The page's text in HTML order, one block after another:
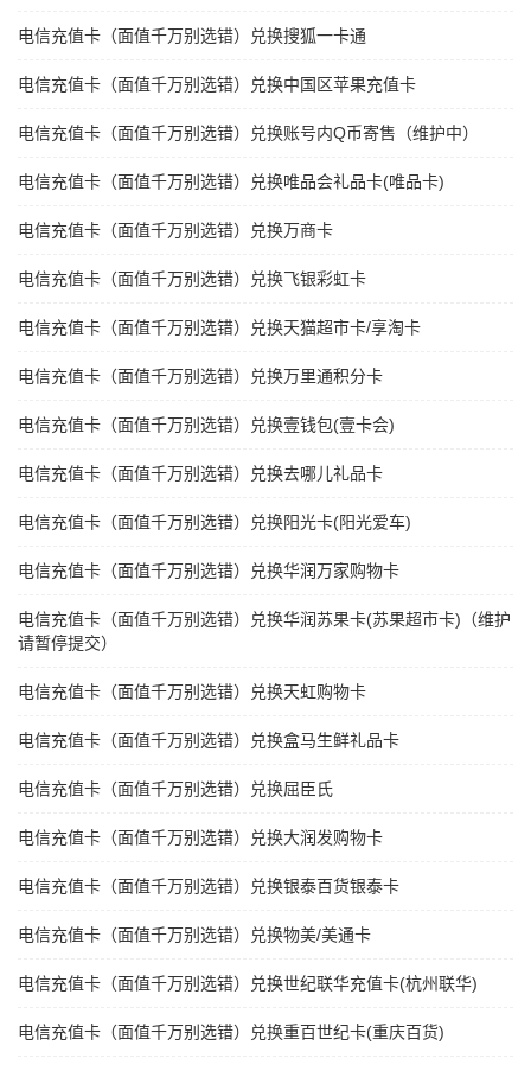
电信充值卡（面值千万别选错）兑换搜狐一卡通
电信充值卡（面值千万别选错）兑换中国区苹果充值卡
电信充值卡（面值千万别选错）兑换账号内Q币寄售（维护中）
电信充值卡（面值千万别选错）兑换唯品会礼品卡(唯品卡)
电信充值卡（面值千万别选错）兑换万商卡
电信充值卡（面值千万别选错）兑换飞银彩虹卡
电信充值卡（面值千万别选错）兑换天猫超市卡/享淘卡
电信充值卡（面值千万别选错）兑换万里通积分卡
电信充值卡（面值千万别选错）兑换壹钱包(壹卡会)
电信充值卡（面值千万别选错）兑换去哪儿礼品卡
电信充值卡（面值千万别选错）兑换阳光卡(阳光爱车)
电信充值卡（面值千万别选错）兑换华润万家购物卡
电信充值卡（面值千万别选错）兑换华润苏果卡(苏果超市卡)（维护
请暂停提交）
电信充值卡（面值千万别选错）兑换天虹购物卡
电信充值卡（面值千万别选错）兑换盒马生鲜礼品卡
电信充值卡（面值千万别选错）兑换屈臣氏
电信充值卡（面值千万别选错）兑换大润发购物卡
电信充值卡（面值千万别选错）兑换银泰百货银泰卡
电信充值卡（面值千万别选错）兑换物美/美通卡
电信充值卡（面值千万别选错）兑换世纪联华充值卡(杭州联华)
电信充值卡（面值千万别选错）兑换重百世纪卡(重庆百货)